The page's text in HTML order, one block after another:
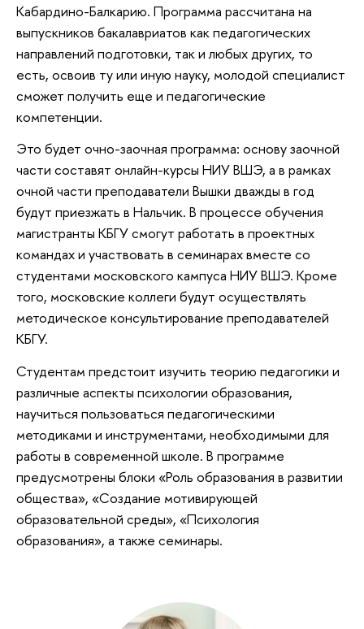
Кабардино-Балкарию. Программа рассчитана на
выпускников бакалавриатов как педагогических
направлений подготовки, так и любых других, то
есть, освоив ту или иную науку, молодой специалист
сможет получить еще и педагогические
компетенции.
Это будет очно-заочная программа: основу заочной
части составят онлайн-курсы НИУ ВШЭ, а в рамках
очной части преподаватели Вышки дважды в год
будут приезжать в Нальчик. В процессе обучения
магистранты КБГУ смогут работать в проектных
командах и участвовать в семинарах вместе со
студентами московского кампуса НИУ ВШЭ. Кроме
того, московские коллеги будут осуществлять
методическое консультирование преподавателей
КБГУ.
Студентам предстоит изучить теорию педагогики и
различные аспекты психологии образования,
научиться пользоваться педагогическими
методиками и инструментами, необходимыми для
работы в современной школе. В программе
предусмотрены блоки «Роль образования в развитии
общества», «Создание мотивирующей
образовательной среды», «Психология
образования», а также семинары.